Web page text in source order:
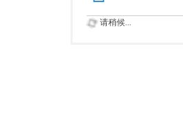
请稍候...